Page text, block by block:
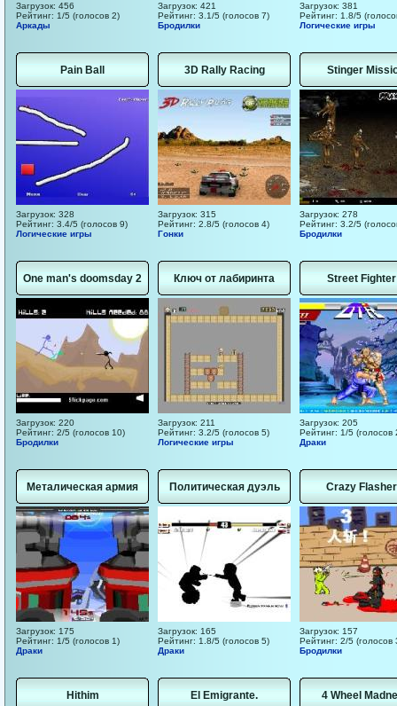
Загрузок: 456
Рейтинг: 1/5 (голосов 2)
Аркады
Загрузок: 421
Рейтинг: 3.1/5 (голосов 7)
Бродилки
Загрузок: 381
Рейтинг: 1.8/5
Логические игры
Pain Ball
Загрузок: 328
Рейтинг: 3.4/5 (голосов 9)
Логические игры
3D Rally Racing
Загрузок: 315
Рейтинг: 2.8/5 (голосов 4)
Гонки
Stinger
Загрузок: 278
Рейтинг: 3.2/5
Бродилки
One man's doomsday 2
Загрузок: 220
Рейтинг: 2/5 (голосов 10)
Бродилки
Ключ от лабиринта
Загрузок: 211
Рейтинг: 3.2/5 (голосов 5)
Логические игры
Street
Загрузок: 205
Рейтинг: 1/5 (голосов
Драки
Металическая армия
Загрузок: 175
Рейтинг: 1/5 (голосов 1)
Драки
Политическая дуэль
Загрузок: 165
Рейтинг: 1.8/5 (голосов 5)
Драки
Crazy
Загрузок: 157
Рейтинг: 2/5 (голосов
Бродилки
Hithim El Emigrante. 4 Wheel